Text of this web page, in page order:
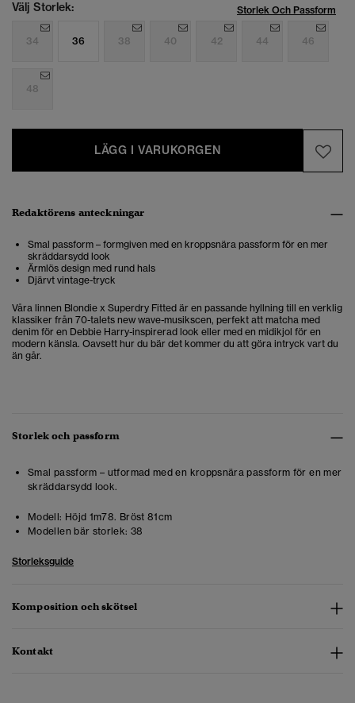
Välj Storlek: Storlek Och Passform
34 36 38 40 42 44 46
48
LÄGG I VARUKORGEN
Redaktörens anteckningar
Smal passform – formgiven med en kroppsnära passform för en mer
skräddarsydd look
Ärmlös design med rund hals
Djärvt vintage-tryck
Våra linnen Blondie x Superdry Fitted är en passande hyllning till en verklig
klassiker från 70-talets new wave-musikscen, perfekt att matcha med
denim för en Debbie Harry-inspirerad look eller med en midikjol för en
modern känsla. Oavsett hur du bär det kommer du att göra intryck vart du
än går.
Storlek och passform
Smal passform – utformad med en kroppsnära passform för en mer
skräddarsydd look.
Modell: Höjd 1m78. Bröst 81cm
Modellen bär storlek: 38
Storleksguide
Komposition och skötsel
Kontakt